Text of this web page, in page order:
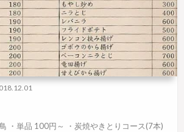
・単品 100円～ ・炭焼やきとりコース(7本)